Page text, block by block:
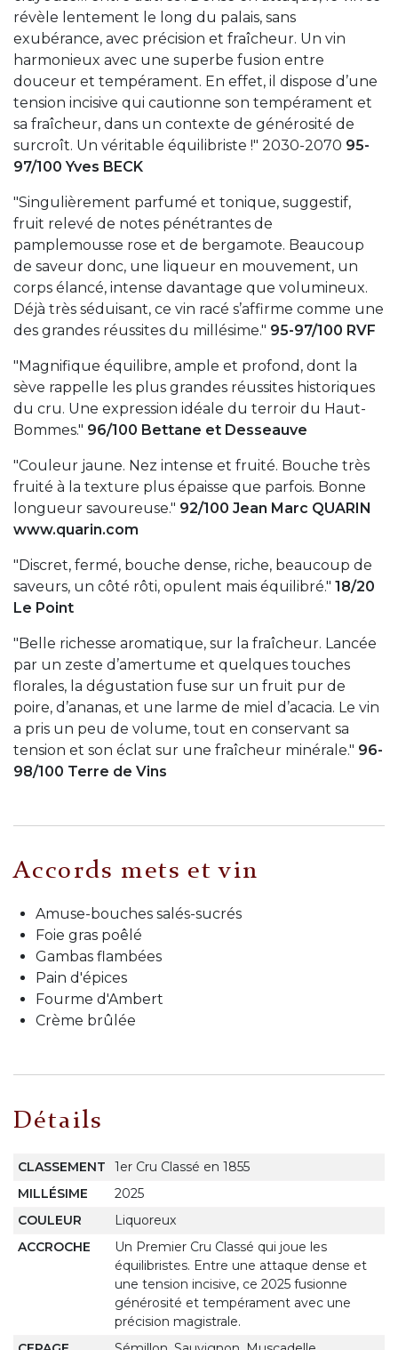
révèle lentement le long du palais, sans
exubérance, avec précision et fraîcheur. Un vin
harmonieux avec une superbe fusion entre
douceur et tempérament. En effet, il dispose d’une
tension incisive qui cautionne son tempérament et
sa fraîcheur, dans un contexte de générosité de
surcroît. Un véritable équilibriste !" 2030-2070 95-
97/100 Yves BECK
"Singulièrement parfumé et tonique, suggestif,
fruit relevé de notes pénétrantes de
pamplemousse rose et de bergamote. Beaucoup
de saveur donc, une liqueur en mouvement, un
corps élancé, intense davantage que volumineux.
Déjà très séduisant, ce vin racé s’affirme comme une
des grandes réussites du millésime." 95-97/100 RVF
"Magnifique équilibre, ample et profond, dont la
sève rappelle les plus grandes réussites historiques
du cru. Une expression idéale du terroir du Haut-
Bommes." 96/100 Bettane et Desseauve
"Couleur jaune. Nez intense et fruité. Bouche très
fruité à la texture plus épaisse que parfois. Bonne
longueur savoureuse." 92/100 Jean Marc QUARIN
www.quarin.com
"Discret, fermé, bouche dense, riche, beaucoup de
saveurs, un côté rôti, opulent mais équilibré." 18/20
Le Point
"Belle richesse aromatique, sur la fraîcheur. Lancée
par un zeste d’amertume et quelques touches
florales, la dégustation fuse sur un fruit pur de
poire, d’ananas, et une larme de miel d’acacia. Le vin
a pris un peu de volume, tout en conservant sa
tension et son éclat sur une fraîcheur minérale." 96-
98/100 Terre de Vins
Accords mets et vin
Amuse-bouches salés-sucrés
Foie gras poêlé
Gambas flambées
Pain d'épices
Fourme d'Ambert
Crème brûlée
Détails
CLASSEMENT
1er Cru Classé en 1855
MILLÉSIME
2025
COULEUR
Liquoreux
ACCROCHE
Un Premier Cru Classé qui joue les
équilibristes. Entre une attaque dense et
une tension incisive, ce 2025 fusionne
générosité et tempérament avec une
précision magistrale.